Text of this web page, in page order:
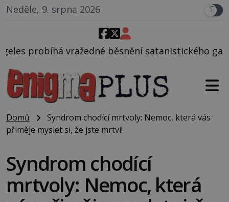
Neděle, 9. srpna 2026
běsnění satanistického gangu vedeného
Domů
Syndrom chodící mrtvoly: Nemoc, která vás
přiměje myslet si, že jste mrtví!
Syndrom chodící
mrtvoly: Nemoc, která